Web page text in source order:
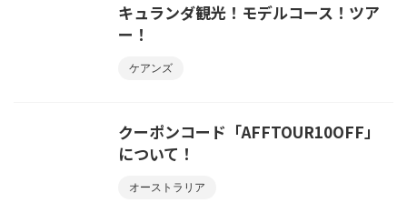
キュランダ観光！モデルコース！ツア
ー！
ケアンズ
クーポンコード「AFFTOUR10OFF」
について！
オーストラリア